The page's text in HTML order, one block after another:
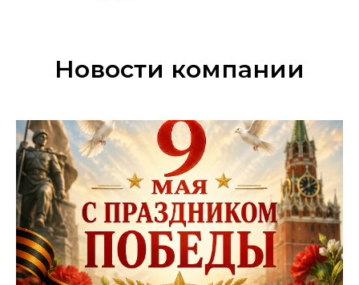
РЕШЕНИЯ
КОНТАКТЫ
+7(812) 622-02-43
Новости компании